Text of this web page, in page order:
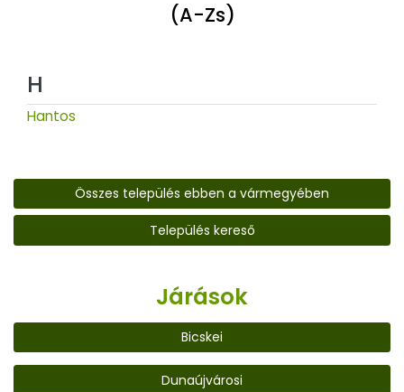
(A-Zs)
H
Hantos
Összes település ebben a vármegyében
Település kereső
Járások
Bicskei
Dunaújvárosi